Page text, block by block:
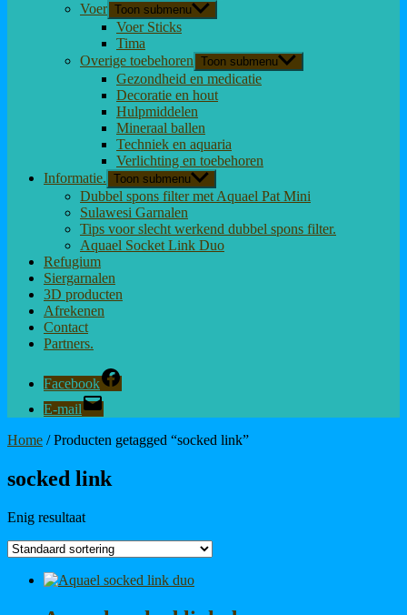
Voer Toon submenu
Voer Sticks
Tima
Overige toebehoren Toon submenu
Gezondheid en medicatie
Decoratie en hout
Hulpmiddelen
Mineraal ballen
Techniek en aquaria
Verlichting en toebehoren
Informatie. Toon submenu
Dubbel spons filter met Aquael Pat Mini
Sulawesi Garnalen
Tips voor slecht werkend dubbel spons filter.
Aquael Socket Link Duo
Refugium
Siergarnalen
3D producten
Afrekenen
Contact
Partners.
Facebook
E-mail
Home / Producten getagged “socked link”
socked link
Enig resultaat